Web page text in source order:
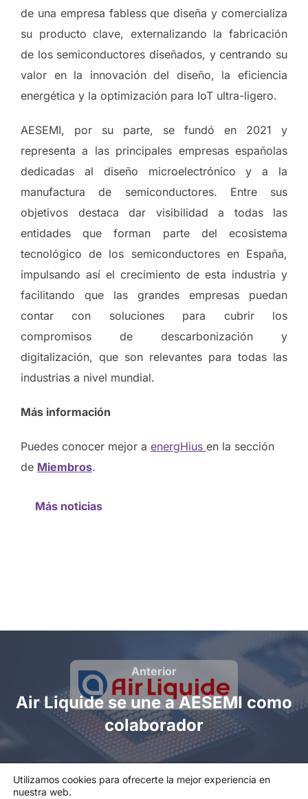
de una empresa fabless que diseña y comercializa
su producto clave, externalizando la fabricación
de los semiconductores diseñados, y centrando su
valor en la innovación del diseño, la eficiencia
energética y la optimización para IoT ultra-ligero.
AESEMI, por su parte, se fundó en 2021 y
representa a las principales empresas españolas
dedicadas al diseño microelectrónico y a la
manufactura de semiconductores. Entre sus
objetivos destaca dar visibilidad a todas las
entidades que forman parte del ecosistema
tecnológico de los semiconductores en España,
impulsando así el crecimiento de esta industria y
facilitando que las grandes empresas puedan
contar con soluciones para cubrir los
compromisos de descarbonización y
digitalización, que son relevantes para todas las
industrias a nivel mundial.
Más información
Puedes conocer mejor a energHius en la sección
de Miembros.
Más noticias
Anterior
Air Liquide se une a AESEMI como
colaborador
Política de privacidad
Utilizamos cookies para ofrecerte la mejor experiencia en
nuestra web.